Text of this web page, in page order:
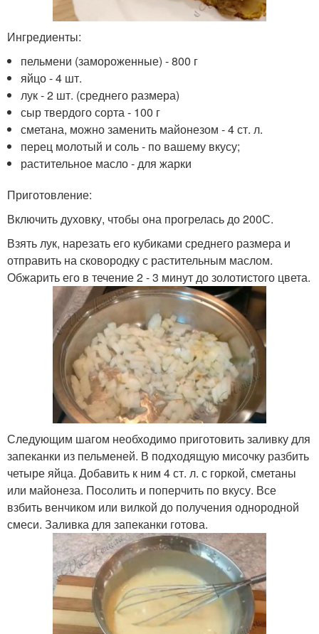
Ингредиенты:
пельмени (замороженные) - 800 г
яйцо - 4 шт.
лук - 2 шт. (среднего размера)
сыр твердого сорта - 100 г
сметана, можно заменить майонезом - 4 ст. л.
перец молотый и соль - по вашему вкусу;
растительное масло - для жарки
Приготовление:
Включить духовку, чтобы она прогрелась до 200С.
Взять лук, нарезать его кубиками среднего размера и
отправить на сковородку с растительным маслом.
Обжарить его в течение 2 - 3 минут до золотистого цвета.
Следующим шагом необходимо приготовить заливку для
запеканки из пельменей. В подходящую мисочку разбить
четыре яйца. Добавить к ним 4 ст. л. с горкой, сметаны
или майонеза. Посолить и поперчить по вкусу. Все
взбить венчиком или вилкой до получения однородной
смеси. Заливка для запеканки готова.